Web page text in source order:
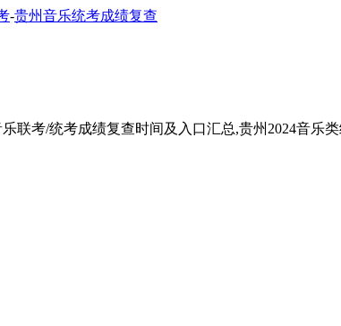
-贵州音乐统考成绩复查
联考/统考成绩复查时间及入口汇总,贵州2024音乐